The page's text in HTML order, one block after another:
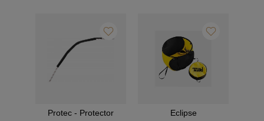
Protec - Protector
Eclipse